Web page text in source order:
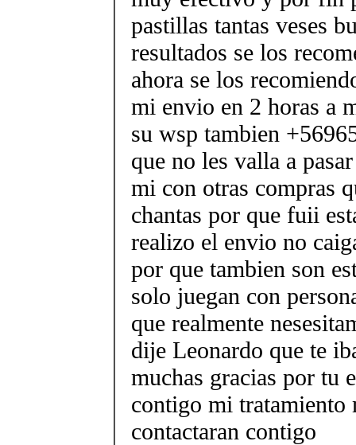
pastillas tantas veses
resultados se los
ahora se los
mi envio en 2 horas a
su wsp tambien
que no les valla a
mi con otras compras
chantas por que fuii
realizo el envio no
por que tambien son
solo juegan con
que realmente
dije Leonardo que te
muchas gracias por tu
contigo mi tratamiento
contactaran contigo